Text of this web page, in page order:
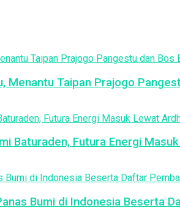
Menantu Taipan Prajogo
Baturaden, Futura Energi
Bumi di Indonesia Beserta